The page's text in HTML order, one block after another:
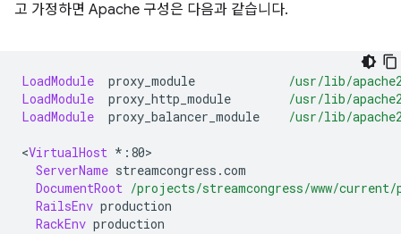
고 가정하면 Apache 구성은 다음과 같습니다.
LoadModule proxy_module
/usr/lib/
LoadModule
proxy_http_module
/usr/lib/
LoadModule
proxy_balancer_module /usr/lib/
<VirtualHost
ServerName
DocumentRoot /projects/streamcongress/www/
RailsEnv
RackEnv production